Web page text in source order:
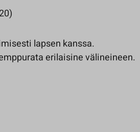
lapsen kanssa.
erilaisine välineineen.